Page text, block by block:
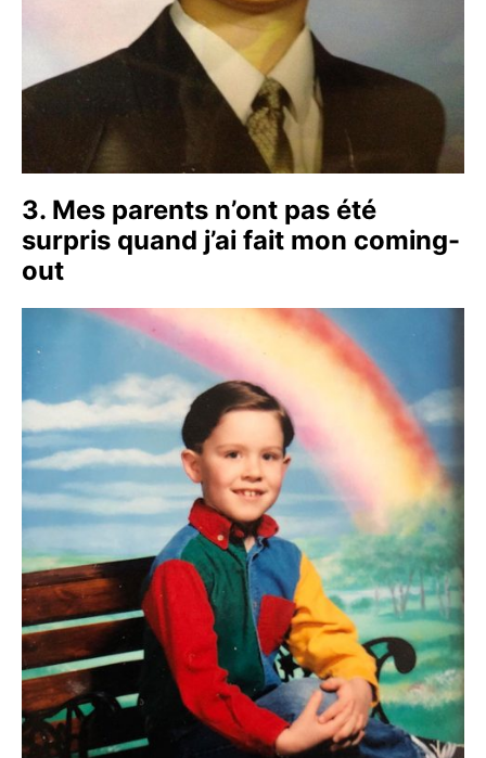
3. Mes parents n’ont pas été
surpris quand j’ai fait mon coming-
out